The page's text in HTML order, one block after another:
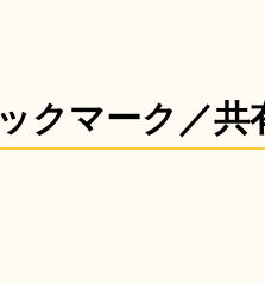
クマーク／共